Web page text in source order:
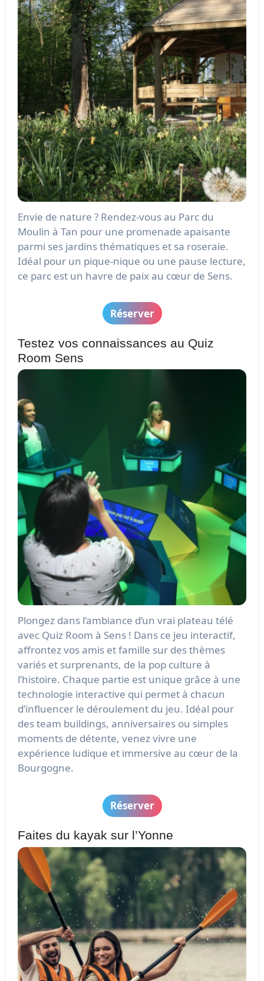
Envie de nature ? Rendez-vous au Parc du
Moulin à Tan pour une promenade apaisante
parmi ses jardins thématiques et sa roseraie.
Idéal pour un pique-nique ou une pause lecture,
ce parc est un havre de paix au cœur de Sens.
Réserver
Testez vos connaissances au Quiz
Room Sens
Plongez dans l’ambiance d’un vrai plateau télé
avec Quiz Room à Sens ! Dans ce jeu interactif,
affrontez vos amis et famille sur des thèmes
variés et surprenants, de la pop culture à
l’histoire. Chaque partie est unique grâce à une
technologie interactive qui permet à chacun
d’influencer le déroulement du jeu. Idéal pour
des team buildings, anniversaires ou simples
moments de détente, venez vivre une
expérience ludique et immersive au cœur de la
Bourgogne.
Réserver
Faites du kayak sur l’Yonne